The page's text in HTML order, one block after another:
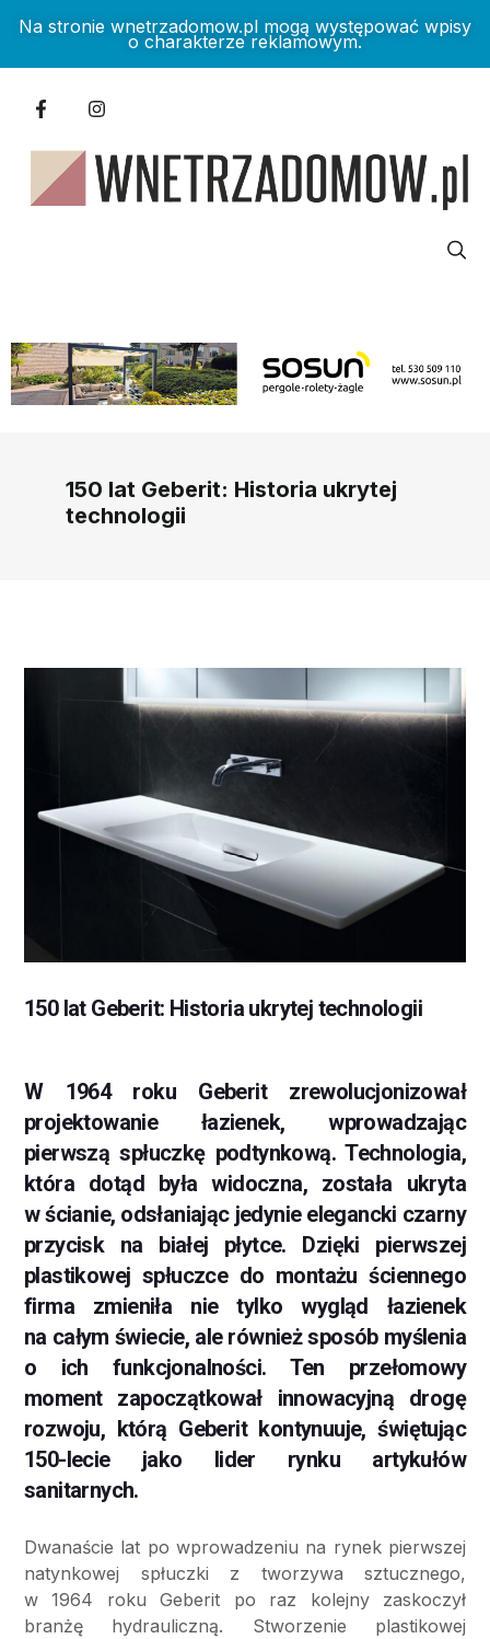
Na stronie wnetrzadomow.pl mogą występować wpisy
o charakterze reklamowym.
150 lat Geberit: Historia ukrytej
technologii
150 lat Geberit: Historia ukrytej technologii
W 1964 roku Geberit zrewolucjonizował
projektowanie łazienek, wprowadzając
pierwszą spłuczkę podtynkową. Technologia,
która dotąd była widoczna, została ukryta
w ścianie, odsłaniając jedynie elegancki czarny
przycisk na białej płytce. Dzięki pierwszej
plastikowej spłuczce do montażu ściennego
firma zmieniła nie tylko wygląd łazienek
na całym świecie, ale również sposób myślenia
o ich funkcjonalności. Ten przełomowy
moment zapoczątkował innowacyjną drogę
rozwoju, którą Geberit kontynuuje, świętując
150-lecie jako lider rynku artykułów
sanitarnych.
Dwanaście lat po wprowadzeniu na rynek pierwszej
natynkowej spłuczki z tworzywa sztucznego,
w 1964 roku Geberit po raz kolejny zaskoczył
branżę hydrauliczną. Stworzenie plastikowej